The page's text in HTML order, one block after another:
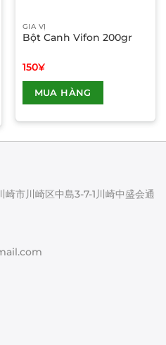
GIA VỊ
Bột Canh Vifon 200gr
150¥
MUA HÀNG
có
tùy
市川崎区中島3-7-1川崎中盛会通